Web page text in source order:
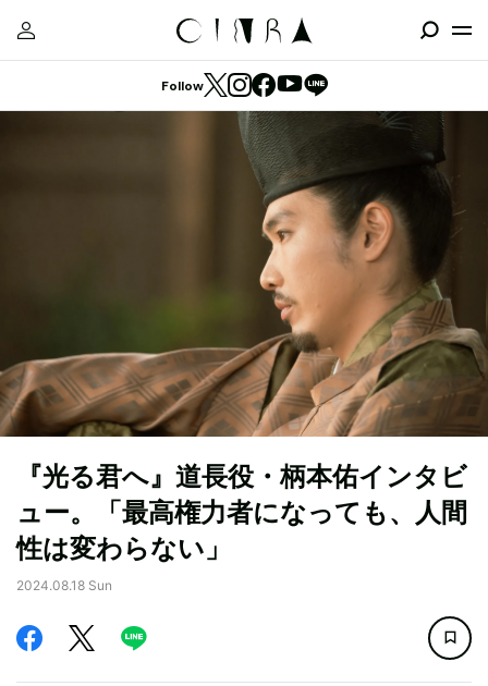
Follow
『光る君へ』道長役・柄本佑インタビ
ュー。「最高権力者になっても、人間
性は変わらない」
2024.08.18 Sun